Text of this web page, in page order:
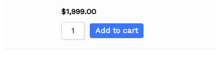
$1,999.00
Add to cart